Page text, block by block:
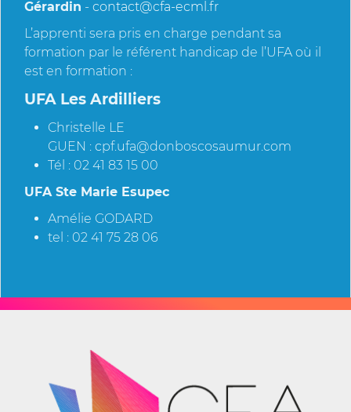
Gérardin - contact@cfa-ecml.fr
L’apprenti sera pris en charge pendant sa
formation par le référent handicap de l’UFA où il
est en formation :
UFA Les Ardilliers
Christelle LE
GUEN : cpf.ufa@donboscosaumur.com
Tél : 02 41 83 15 00
UFA Ste Marie Esupec
Amélie GODARD
tel : 02 41 75 28 06